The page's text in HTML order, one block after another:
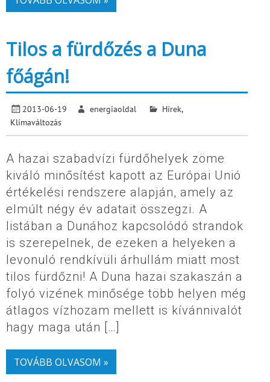
Tilos a fürdőzés a Duna
főágán!
2013-06-19 energiaoldal Hírek,
Klímaváltozás
A hazai szabadvízi fürdőhelyek zöme
kiváló minősítést kapott az Európai Unió
értékelési rendszere alapján, amely az
elmúlt négy év adatait összegzi. A
listában a Dunához kapcsolódó strandok
is szerepelnek, de ezeken a helyeken a
levonuló rendkívüli árhullám miatt most
tilos fürdőzni! A Duna hazai szakaszán a
folyó vizének minősége több helyen még
átlagos vízhozam mellett is kívánnivalót
hagy maga után […]
TOVÁBB OLVASOM »